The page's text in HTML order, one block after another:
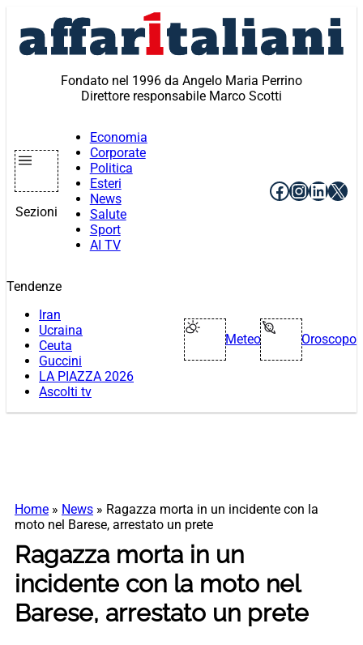
contenuto
Fondato nel 1996 da Angelo Maria Perrino
Direttore responsabile Marco Scotti
Sezioni
Economia
Corporate
Politica
Esteri
News
Salute
Sport
AI TV
Facebook
X
Tendenze
Iran
Ucraina
Ceuta
Guccini
LA PIAZZA 2026
Ascolti tv
Meteo Oroscopo
Home » News » Ragazza morta in un incidente con la
moto nel Barese, arrestato un prete
Ragazza morta in un
incidente con la moto nel
Barese, arrestato un prete